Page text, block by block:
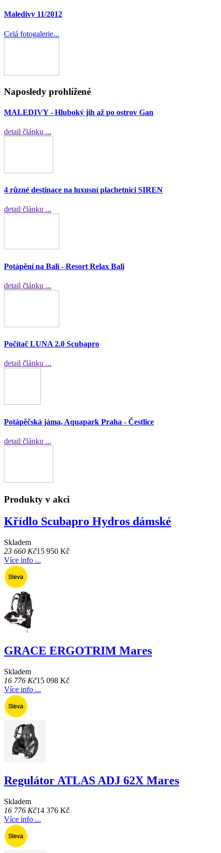
Maledivy 11/2012
Celá fotogalerie...
Naposledy prohlížené
MALEDIVY - Hluboký jih až po ostrov Gan
detail článku ...
4 různé destinace na luxusní plachetnici SIREN
detail článku ...
Potápění na Bali - Resort Relax Bali
detail článku ...
Počítač LUNA 2.0 Scubapro
detail článku ...
Potápěčská jáma, Aquapark Praha - Čestlice
detail článku ...
Produkty v akci
Křídlo Scubapro Hydros dámské
Skladem
23 660 Kč15 950 Kč
Více info ...
GRACE ERGOTRIM Mares
Skladem
16 776 Kč15 098 Kč
Více info ...
Regulátor ATLAS ADJ 62X Mares
Skladem
16 776 Kč14 376 Kč
Více info ...